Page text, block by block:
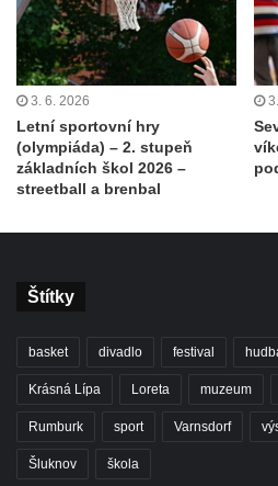
3. 6. 2026
Letní sportovní hry
(olympiáda) – 2. stupeň
základních škol 2026 –
streetball a brenbal
Štítky
basket divadlo festival
Krásná Lípa Loreta muzeum
Rumburk sport Varnsdorf
Šluknov škola